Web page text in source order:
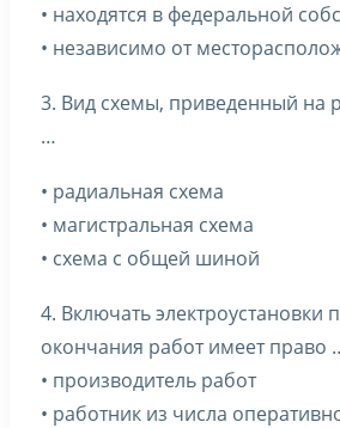
• находятся в федеральной
• независимо от
3. Вид схемы, приведенный на
…
• радиальная схема
• магистральная схема
• схема с общей шиной
4. Включать электроустановки
окончания работ имеет право
• производитель работ
• работник из числа